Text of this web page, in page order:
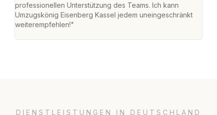
professionellen Unterstützung des Teams. Ich kann
Umzugskönig Eisenberg Kassel jedem uneingeschränkt
weiterempfehlen!"
DIENSTLEISTUNGEN IN DEUTSCHLAND